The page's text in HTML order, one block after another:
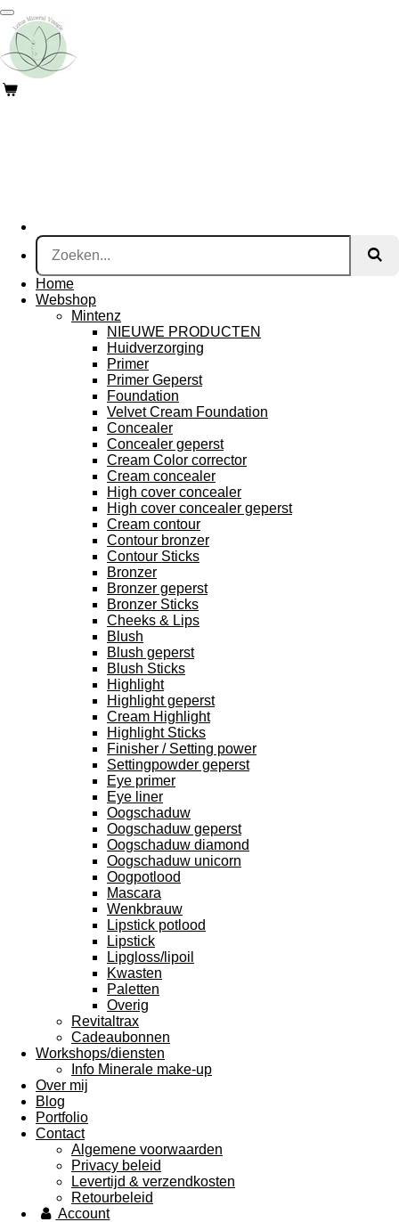
Ga
direct
naar
de
hoofdinhoud
Home
Webshop
Mintenz
NIEUWE PRODUCTEN
Huidverzorging
Primer
Primer Geperst
Foundation
Velvet Cream Foundation
Concealer
Concealer geperst
Cream Color corrector
Cream concealer
High cover concealer
High cover concealer geperst
Cream contour
Contour bronzer
Contour Sticks
Bronzer
Bronzer geperst
Bronzer Sticks
Cheeks & Lips
Blush
Blush geperst
Blush Sticks
Highlight
Highlight geperst
Cream Highlight
Highlight Sticks
Finisher / Setting power
Settingpowder geperst
Eye primer
Eye liner
Oogschaduw
Oogschaduw geperst
Oogschaduw diamond
Oogschaduw unicorn
Oogpotlood
Mascara
Wenkbrauw
Lipstick potlood
Lipstick
Lipgloss/lipoil
Kwasten
Paletten
Overig
Revitaltrax
Cadeaubonnen
Workshops/diensten
Info Minerale make-up
Over mij
Blog
Portfolio
Contact
Algemene voorwaarden
Privacy beleid
Levertijd & verzendkosten
Retourbeleid
Account